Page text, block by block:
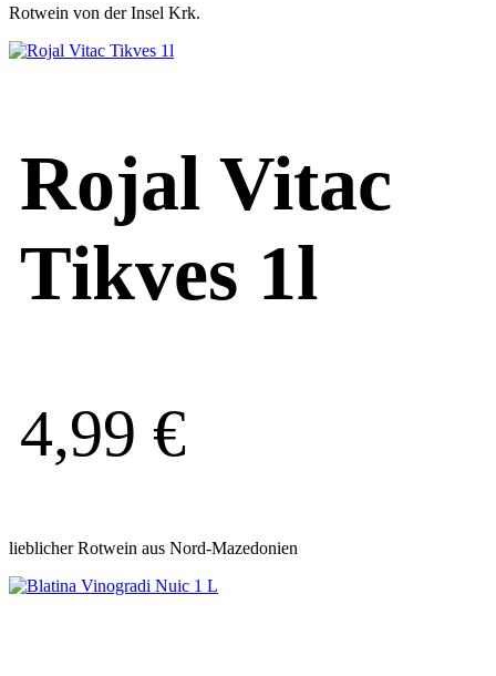
Rotwein von der Insel Krk.
Rojal Vitac
Tikves 1l
4,99 €
lieblicher Rotwein aus Nord-Mazedonien